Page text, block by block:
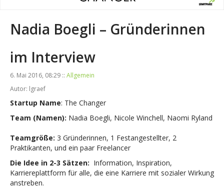
Nadia Boegli – Gründerinnen
im Interview
6. Mai 2016, 08:29 :: Allgemein
Autor: lgraef
Startup Name: The Changer
Team (Namen): Nadia Boegli, Nicole Winchell, Naomi Ryland
Teamgröße: 3 Gründerinnen, 1 Festangestellter, 2
Praktikanten, und ein paar Freelancer
Die Idee in 2-3 Sätzen: Information, Inspiration,
Karriereplattform für alle, die eine Karriere mit sozialer Wirkung
anstreben.